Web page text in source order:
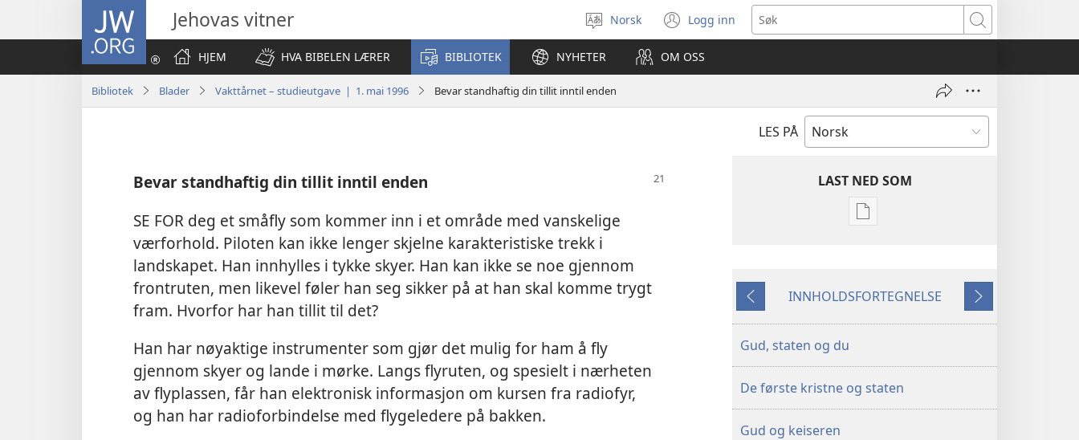
JW.ORG Jehovas vitner
Velg
språk
Norsk Logg inn
(åpner
nytt
vindu)
Søk
HJEM
HVA BIBELEN LÆRER BIBLIOTEK NYHETER OM OSS
Bibliotek Blader Vakttårnet – studieutgave | 1. mai 1996 Bevar standhaftig din tillit inntil enden
LES PÅ
Bevar standhaftig din tillit inntil enden
SE FOR deg et småfly som kommer inn i et område med vanskelige
værforhold. Piloten kan ikke lenger skjelne karakteristiske trekk i
landskapet. Han innhylles i tykke skyer. Han kan ikke se noe gjennom
frontruten, men likevel føler han seg sikker på at han skal komme trygt
fram. Hvorfor har han tillit til det?
Han har nøyaktige instrumenter som gjør det mulig for ham å fly
gjennom skyer og lande i mørke. Langs flyruten, og spesielt i nærheten
av flyplassen, får han elektronisk informasjon om kursen fra radiofyr,
og han har radioforbindelse med flygeledere på bakken.
LAST NED SOM
Nedlastingsalternativer
–
Forrige
INNHOLDSFORTEGNELSE
Neste
Gud, staten og du
De første kristne og staten
Gud og keiseren